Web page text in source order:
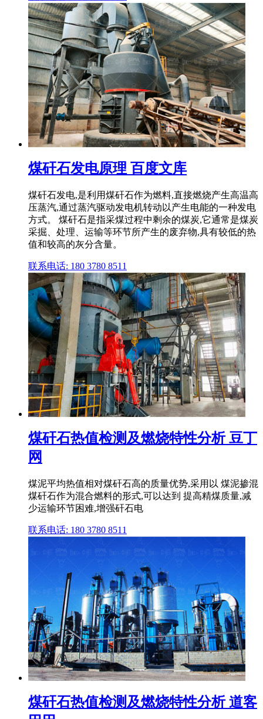
煤矸石发电原理 百度文库
煤矸石发电,是利用煤矸石作为燃料,直接燃烧产生高温高
压蒸汽,通过蒸汽驱动发电机转动以产生电能的一种发电
方式。 煤矸石是指采煤过程中剩余的煤炭,它通常是煤炭
采掘、处理、运输等环节所产生的废弃物,具有较低的热
值和较高的灰分含量。
联系电话: 180 3780 8511
煤矸石热值检测及燃烧特性分析 豆丁
网
煤泥平均热值相对煤矸石高的质量优势,采用以 煤泥掺混
煤矸石作为混合燃料的形式,可以达到 提高精煤质量,减
少运输环节困难,增强矸石电
联系电话: 180 3780 8511
煤矸石热值检测及燃烧特性分析 道客